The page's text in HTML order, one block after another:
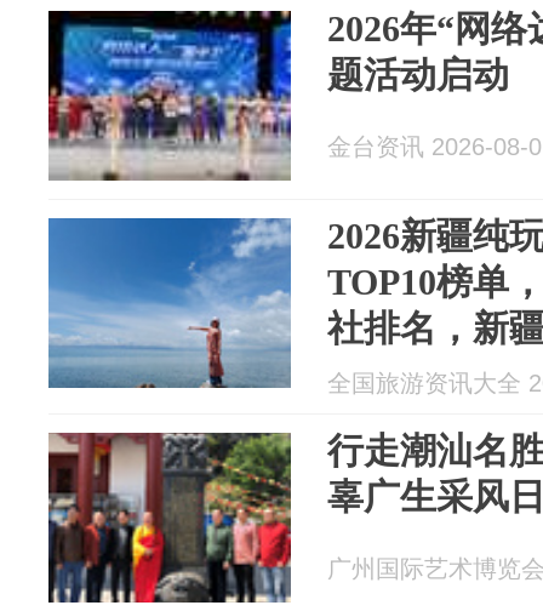
2026年“网
题活动启动
金台资讯 2026-08-
2026新疆纯
TOP10榜单
社排名，新
优选指南
全国旅游资讯大全
行走潮汕名
辜广生采风
广州国际艺术博览